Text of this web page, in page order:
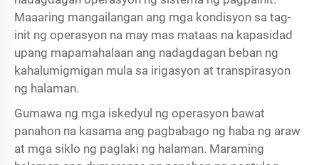
Maaaring mangailangan ang mga kondisyon sa tag-
init ng operasyon na may mas mataas na kapasidad
upang mapamahalaan ang nadagdagan beban ng
kahalumigmigan mula sa irigasyon at transpirasyon
ng halaman.
Gumawa ng mga iskedyul ng operasyon bawat
panahon na kasama ang pagbabago ng haba ng araw
at mga siklo ng paglaki ng halaman. Maraming